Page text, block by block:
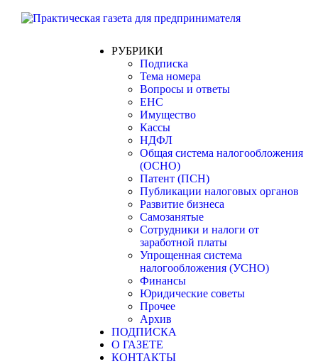
РУБРИКИ
Подписка
Тема номера
Вопросы и ответы
ЕНС
Имущество
Кассы
НДФЛ
Общая система налогообложения
(ОСНО)
Патент (ПСН)
Публикации налоговых органов
Развитие бизнеса
Самозанятые
Сотрудники и налоги от
заработной платы
Упрощенная система
налогообложения (УСНО)
Финансы
Юридические советы
Прочее
Архив
ПОДПИСКА
О ГАЗЕТЕ
КОНТАКТЫ